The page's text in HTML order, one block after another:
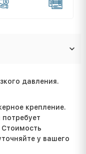
давления.
крепление.
у вашего